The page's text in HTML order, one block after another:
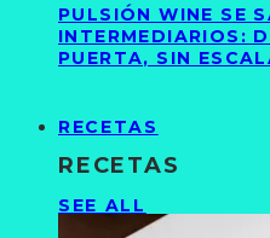
PULSIÓN WINE SE
INTERMEDIARIOS:
PUERTA, SIN
RECETAS
RECETAS
SEE ALL